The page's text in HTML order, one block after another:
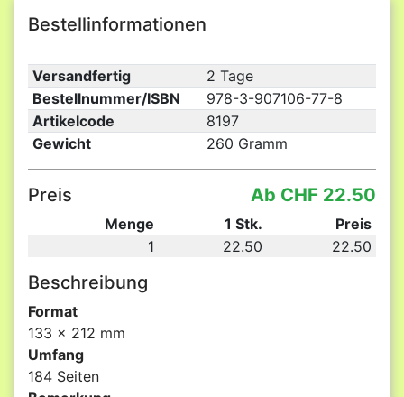
Bestellinformationen
Versandfertig
2 Tage
Bestellnummer/ISBN
978-3-907106-77-8
Artikelcode
8197
Gewicht
260 Gramm
Preis Ab CHF 22.50
Menge 1 Stk.
Preis
1
22.50 22.50
Beschreibung
Format
133 x 212 mm
Umfang
184 Seiten